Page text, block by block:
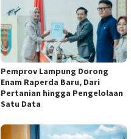
Pemprov Lampung Dorong
Enam Raperda Baru, Dari
Pertanian hingga Pengelolaan
Satu Data